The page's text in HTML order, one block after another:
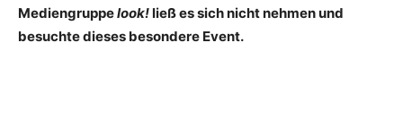
Mediengruppelook!ließ es sich nicht nehmen und
besuchte dieses besondere Event.